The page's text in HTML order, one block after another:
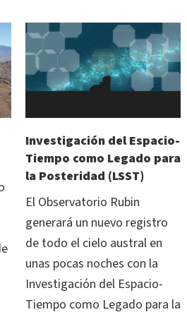
Investigación del Espacio-
Tiempo como Legado para
la Posteridad (LSST)
El Observatorio Rubin
generará un nuevo registro
de todo el cielo austral en
unas pocas noches con la
Investigación del Espacio-
Tiempo como Legado para la